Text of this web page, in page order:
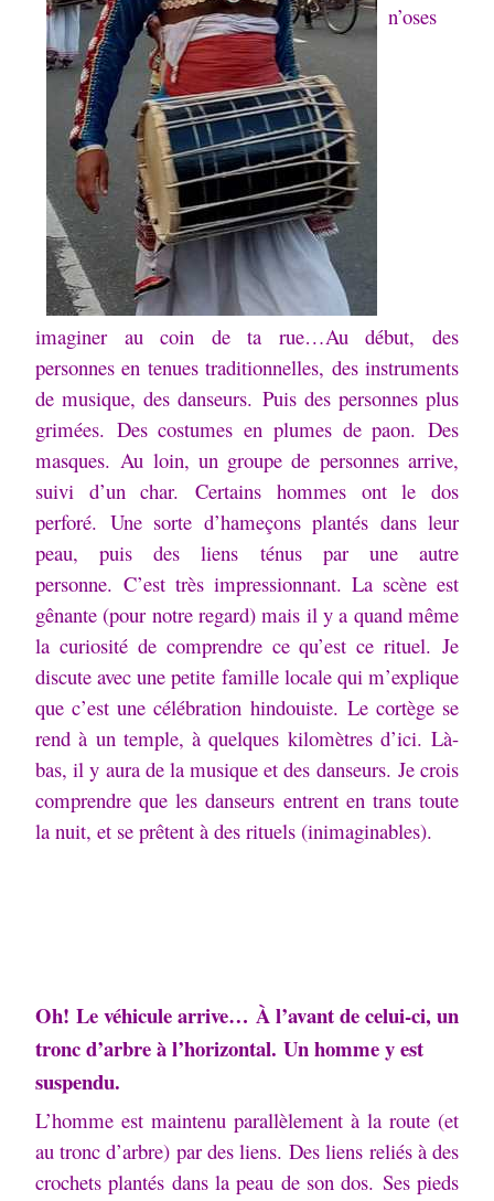
n’oses
imaginer au coin de ta rue…Au début, des
personnes en tenues traditionnelles, des instruments
de musique, des danseurs. Puis des personnes plus
grimées. Des costumes en plumes de paon.Des
masques. Au loin, un groupe de personnes arrive,
suivi d’un char.Certains hommes ont le dos
perforé. Une sorte d’hameçons plantés dans leur
peau, puis des liens ténus par une autre
personne. C’est très impressionnant.La scène est
gênante (pour notre regard) mais il y a quand même
la curiosité de comprendre ce qu’est ce rituel. Je
discute avec une petite famille locale qui m’explique
que c’est une célébration hindouiste. Le cortège se
rend à un temple, à quelques kilomètres d’ici. Là-
bas, il y aura de la musique et des danseurs. Je crois
comprendre que les danseurs entrent en trans toute
la nuit, et se prêtent à des rituels (inimaginables).
Oh! Le véhicule arrive… À l’avant de celui-ci, un
tronc d’arbre à l’horizontal. Un homme y est
suspendu.
L’homme est maintenu parallèlement à la route (et
au tronc d’arbre) par des liens.Des liens reliés à des
crochets plantés dans la peau de son dos. Ses pieds